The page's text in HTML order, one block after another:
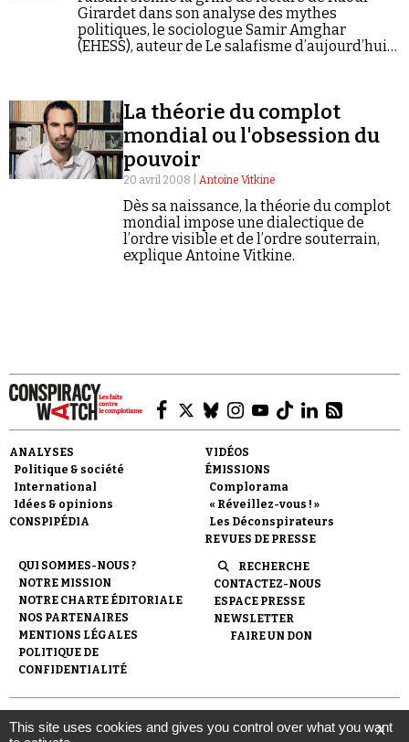
Girardet dans son analyse des mythes
politiques, le sociologue Samir Amghar
(EHESS), auteur de Le salafisme d’aujourd’hui
La théorie du complot
mondial ou l'obsession du
pouvoir
20 avril 2008 |Antoine Vitkine
Dès sa naissance, la théorie du complot
mondial impose une dialectique de
l’ordre visible et de l’ordre souterrain,
explique Antoine Vitkine.
ANALYSES
Politique & société
International
Idées & opinions
CONSPIPÉDIA
VIDÉOS
ÉMISSIONS
Complorama
« Réveillez-vous ! »
Les Déconspirateurs
REVUES DE PRESSE
QUI SOMMES-NOUS ?
NOTRE MISSION
NOTRE CHARTE ÉDITORIALE
NOS PARTENAIRES
MENTIONS LÉGALES
POLITIQUE DE
CONFIDENTIALITÉ
RECHERCHE
CONTACTEZ-NOUS
ESPACE PRESSE
NEWSLETTER
FAIRE UN DON
© 2007- 2026 Conspiracy Watch | Une réalisation de
l'Observatoire du conspirationnisme (association loi de 1901) avec
X
This site uses cookies and gives you control over what you want